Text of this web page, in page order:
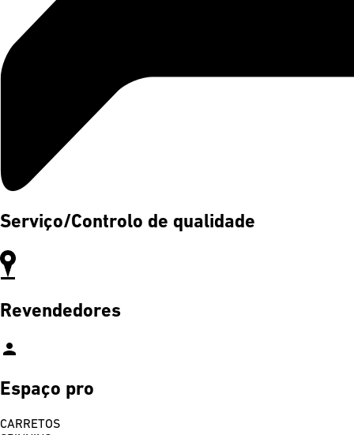
Serviço/Controlo de qualidade
Revendedores
person
Espaço pro
CARRETOS